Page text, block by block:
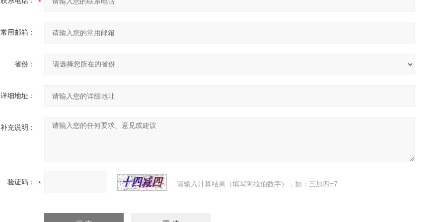
常用邮箱：
省份：
详细地址：
补充说明：
验证码： 请输入计算结果（填写阿拉伯数字），如：三加四=7